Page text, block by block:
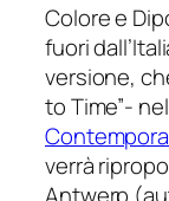
Colore e
fuori
versione,
to Time”-
verrà